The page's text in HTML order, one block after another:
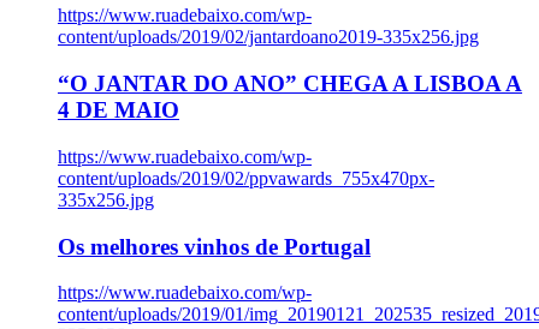
https://www.ruadebaixo.com/wp-
content/uploads/2019/02/jantardoano2019-335x256.jpg
“O JANTAR DO ANO” CHEGA A LISBOA A
4 DE MAIO
https://www.ruadebaixo.com/wp-
content/uploads/2019/02/ppvawards_755x470px-
335x256.jpg
Os melhores vinhos de Portugal
https://www.ruadebaixo.com/wp-
content/uploads/2019/01/